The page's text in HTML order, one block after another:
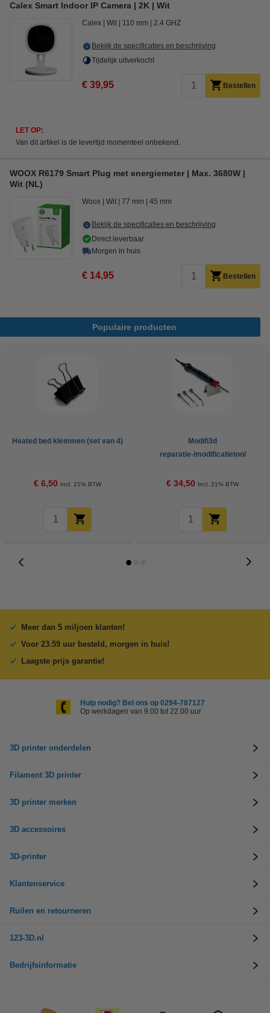
Calex Smart Indoor IP Camera | 2K | Wit
Calex Wit 110 mm 2.4 GHZ
Bekijk de specificaties en beschrijving
Tijdelijk uitverkocht
€ 39,95 Bestellen
LET OP:
Van dit artikel is de levertijd momenteel onbekend.
WOOX R6179 Smart Plug met energiemeter | Max. 3680W |
Wit (NL)
Woox Wit 77 mm 45 mm
Bekijk de specificaties en beschrijving
Direct leverbaar
Morgen in huis
€ 14,95 Bestellen
Populaire producten
Heated bed klemmen (set van 4)
€ 6,50 Incl. 21% BTW
Modifi3d
reparatie-/modificatietool
€ 34,50 Incl. 21% BTW
Meer dan 5 miljoen klanten!
Voor 23.59 uur besteld, morgen in huis!
Laagste prijs garantie!
Hulp nodig? Bel ons op 0294-787127
Op werkdagen van 9.00 tot 22.00 uur
3D printer onderdelen
Filament 3D printer
3D printer merken
3D accessoires
3D-printer
Klantenservice
Ruilen en retourneren
123-3D.nl
Bedrijfsinformatie